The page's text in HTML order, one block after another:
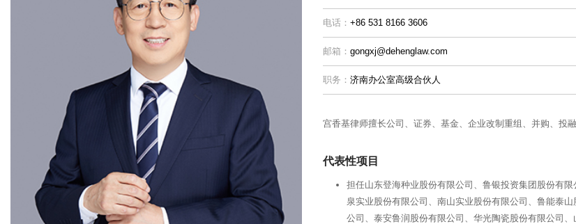
电话： +86 531 8166 3606
邮箱： gongxj@dehenglaw.com
职务： 济南办公室高级合伙人
宫香基律师擅长公司、证券、基金、企业改制重组、并购、投
代表性项目
担任山东登海种业股份有限公司、鲁银投资集团股份有
泉实业股份有限公司、南山实业股份有限公司、鲁能泰
公司、泰安鲁润股份有限公司、华光陶瓷股份有限公司